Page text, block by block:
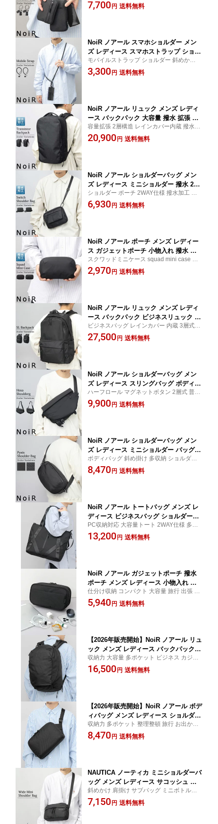
水加工 多機能 ポーチ付き 斜め掛け 軽
クストラップ トリニティショルダー スマホ
ストラップ 両手フリー 外出用 フェス 旅行
7,700円 送料無料
NoiR ノアール スマホショルダー メン
ズ レディース スマホストラップ ショル
ダーストラップ ネックストラップ ザイ
ルコード カラビナ付き ピラーロープ ス
モバイルストラップ ショルダー 斜めかけ
首掛け 肩掛け マルチショルダー カスタム
ユニセックス 男女兼用 子供 学生 スマホ 携
3,300円 送料無料
NoiR ノアール リュック メンズ レディ
ース バックパック 大容量 撥水 拡張 PC
収納 A4 通勤 通学 ビジネス リュックサ
ック レインカバー 付き メッシュポケッ
容量拡張 2層構造 レインカバー内蔵 撥水加
工 オーガナイザー付き 15インチ対応 チェ
ストベルト 軽量 出張 旅行 タウンユースPC
20,900円 送料無料
NoiR ノアール ショルダーバッグ メン
ズ レディース ミニショルダー 撥水 2W
AY ポーチ 小さめ バッグ サコッシュ 斜
めがけ ミニバッグ コンパクトサイズ バ
ショルダー ポーチ 2WAY仕様 撥水加工 止
水ファスナー 小型 軽量 多ポケット 収納力
6,930円 送料無料
NoiR ノアール ポーチ メンズ レディー
ス ガジェットポーチ 小物入れ 撥水 マ
ルチポーチ 収納ケース メイクポーチ ト
ラベルポーチ バックインバッグ 小物整
スクワッドミニケース squad mini case 撥
水加工 シンプルデザイン メイクポーチ 化
粧ポーチ トラベル用ポーチ 旅行ポーチ ミ
2,970円 送料無料
NoiR ノアール リュック メンズ レディ
ース バックパック ビジネスリュック 大
容量 PC収納 通勤 通学 出張 旅行 多機
能 収納力抜群 出張対応 通勤リュック
ビジネスバッグ レインカバー 内蔵 3層式 大
きめ PC収納 仕事 出張 多機能 ケーブル用ホ
ール ユニセックス レディース 学生 大人 カ
27,500円 送料無料
NoiR ノアール ショルダーバッグ メン
ズ レディース スリングバッグ ボディバ
ッグ 撥水 大容量 斜めがけ ミニバッグ
斜めがけ 軽量 収納力抜群 多機能 ポケ
ハーフロール マグネットボタン 2層式 普段
使い お出かけ 旅行 サブバッグ ワンショル
ダー 肩がけ ユニセックス 大人 オールブラ
9,900円 送料無料
NoiR ノアール ショルダーバッグ メン
ズ レディース ミニショルダー バッグ
大容量 斜めがけ ボディバッグ コンパク
ト 収納力抜群 ミニバッグ 軽量 多機能
ボディバッグ 斜め掛け 多収納 ショルダー
バック ペットボトル入る 広マチ シンプル
デザイン ミニマル オールブラック ユニセ
8,470円 送料無料
NoiR ノアール トートバッグ メンズ レ
ディース ビジネスバッグ ショルダーバ
ッグ 2WAY 大容量 A4 B4 PC収納 収納
力抜群 ビジネストート ショルダー付 多
PC収納対応 大容量トート 2WAY仕様 多ポ
ケット 撥水 ビジネス 通勤 出張対応
13,200円 送料無料
NoiR ノアール ガジェットポーチ 撥水
ポーチ メンズ レディース 小物入れ メ
イクポーチ トラベルポーチ 収納 多機能
ポケット多い 止水ファスナー ナイロン
仕分け収納 コンパクト 大容量 旅行 出張 整
理整頓 バッグインバッグ プレゼント ギフ
ト 男女兼用 ミニマルデザイン 黒 シンプル
5,940円 送料無料
【2026年販売開始】NoiR ノアール リュ
ック メンズ レディース バックパック
撥水 A4収納 レインカバー付き 通勤 通
学 ビジネスバッグ 多収納 多機能 PC収
収納力 大容量 多ポケット ビジネス カジュ
アル 旅行 出張 都市型 ミニマルデザイン 黒
ユニセックス 機能性バッグ 快適背負い
16,500円 送料無料
【2026年販売開始】NoiR ノアール ボデ
ィバッグ メンズ レディース ショルダー
バッグ 撥水 大容量 タブレット収納 ワ
ンショルダー 斜めがけバッグ 多機能 軽
収納力 多ポケット 整理整頓 旅行 お出かけ
サブバッグ プレゼント ギフト ユニセック
ス ミニマルデザイン 黒 シンプル 都会的
8,470円 送料無料
NAUTICA ノーティカ ミニショルダーバ
ッグ メンズ レディース サコッシュ ナ
イロン 横型 コンパクト 多収納 クッシ
ョンポケット 軽量 斜め掛け 肩がけ ミ
斜めかけ 肩掛け サブバッグ ミニボトル収
納 キーフック付 多機能収納 デイリー使用
普段使い レジャー 公園 スクエア型 四角 横
7,150円 送料無料